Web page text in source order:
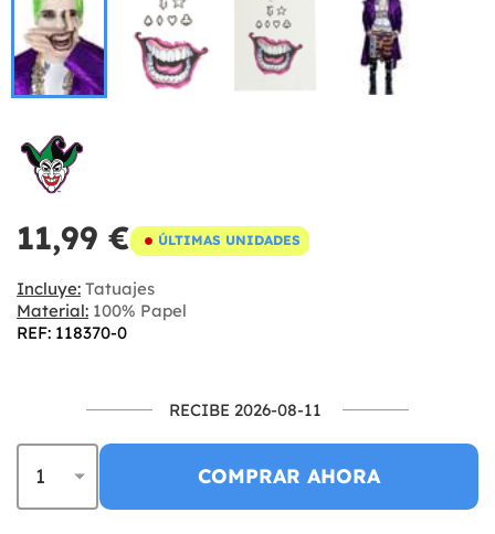
11,99 € ÚLTIMAS UNIDADES
Incluye: Tatuajes
Material: 100% Papel
REF: 118370-0
RECIBE 2026-08-11
COMPRAR AHORA